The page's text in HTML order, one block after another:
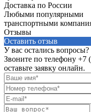
Доставка по России
Любыми популярными
транспортными
Отзывы
Оставить отзыв
У вас остались вопросы?
Звоните по телефону +7
оставьте заявку онлайн.